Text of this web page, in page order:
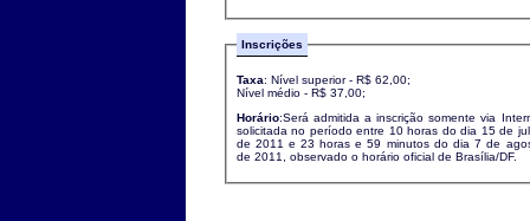
Inscrições
Taxa: Nível superior - R$ 62,00;
Nível médio - R$ 37,00;
Horário:Será admitida a inscrição somente via
solicitada no período entre 10 horas do dia 15 de
de 2011 e 23 horas e 59 minutos do dia 7 de
de 2011, observado o horário oficial de Brasília/DF.